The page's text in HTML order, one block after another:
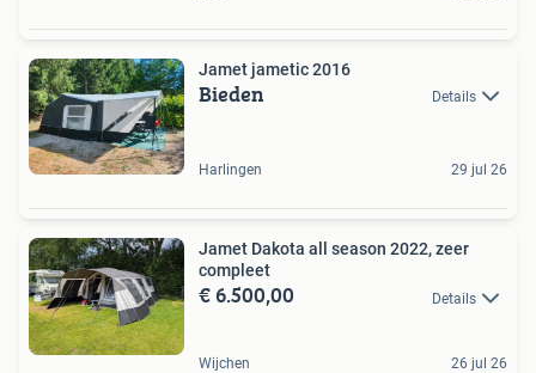
Jamet jametic 2016
Bieden Details
Harlingen 29 jul 26
Jamet Dakota all season 2022, zeer
compleet
€ 6.500,00 Details
Wijchen 26 jul 26